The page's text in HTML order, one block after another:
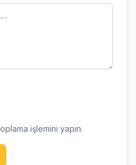
işlemini yapın.